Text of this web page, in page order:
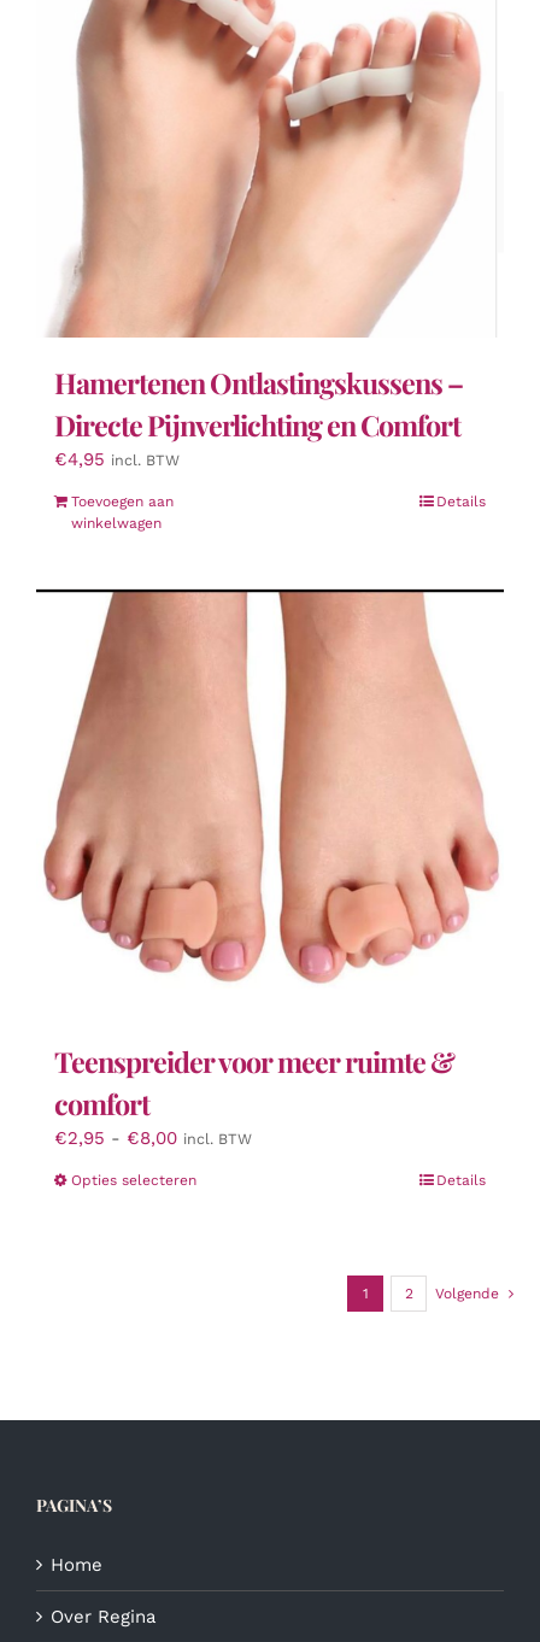
Hamertenen Ontlastingskussens –
Directe Pijnverlichting en Comfort
€4,95 incl. BTW
Toevoegen aan
winkelwagen
Details
Teenspreider voor meer ruimte &
comfort
€2,95 - €8,00Prijsklasse:
tot
incl. BTW
Opties selecterenDit
worden
Details
1 2 Volgende
PAGINA’S
Home
Over Regina